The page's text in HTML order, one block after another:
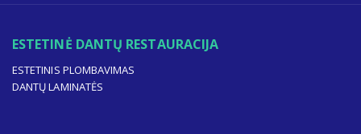
ESTETINĖ DANTŲ RESTAURACIJA
ESTETINIS PLOMBAVIMAS
DANTŲ LAMINATĖS